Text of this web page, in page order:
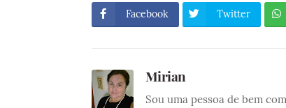
Facebook Twitter
Mirian
Sou uma pessoa de bem